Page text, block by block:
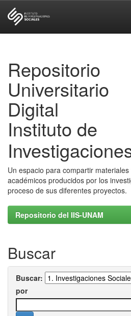
Repositorio
Universitario
Digital
Instituto de
Un espacio para compartir
académicos producidos por los
proceso de sus diferentes proyectos.
Repositorio del IIS-UNAM
Buscar
Buscar:
por